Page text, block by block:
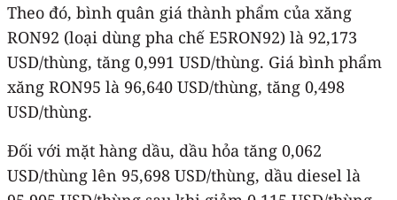
Theo đó, bình quân giá thành phẩm của xăng
RON92 (loại dùng pha chế E5RON92) là 92,173
USD/thùng, tăng 0,991 USD/thùng. Giá bình phẩm
xăng RON95 là 96,640 USD/thùng, tăng 0,498
USD/thùng.
Đối với mặt hàng dầu, dầu hỏa tăng 0,062
USD/thùng lên 95,698 USD/thùng, dầu diesel là